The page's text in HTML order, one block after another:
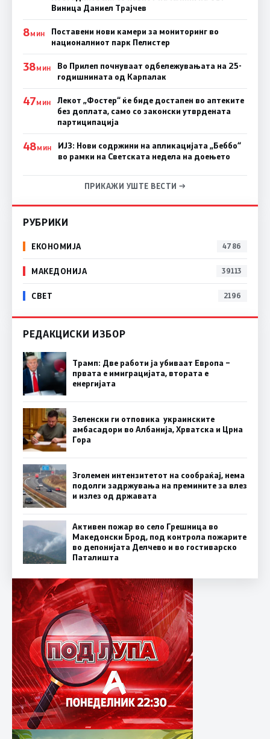
Виница Даниел Трајчев
8МИН
Поставени нови камери за мониторинг во
националниот парк Пелистер
38МИН
Во Прилеп почнуваат одбележувањата на 25-
годишнината од Карпалак
47МИН
Лекот „Фостер“ ќе биде достапен во аптеките
без доплата, само со законски утврдената
партиципација
48МИН
ИЈЗ: Нови содржини на апликацијата „Беббо“
во рамки на Светската недела на доењето
ПРИКАЖИ УШТЕ ВЕСТИ →
РУБРИКИ
ЕКОНОМИЈА 4786
МАКЕДОНИЈА 39113
СВЕТ 2196
РЕДАКЦИСКИ ИЗБОР
Трамп: Две работи ја убиваат Европа –
првата е имиграцијата, втората е
енергијата
Зеленски ги отповика украинските
амбасадори во Албанија, Хрватска и Црна
Гора
Зголемен интензитетот на сообраќај, нема
подолги задржувања на премините за влез
и излез од државата
Активен пожар во село Грешница во
Македонски Брод, под контрола пожарите
во депонијата Делчево и во гостиварско
Паталишта